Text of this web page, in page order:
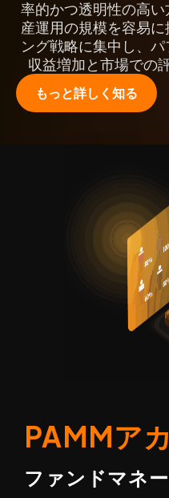
率的かつ透明性の高
産運用の規模を容易
ング戦略に集中し、
収益増加と市場での
もっと詳しく知る
PAMMア
ファンドマネ